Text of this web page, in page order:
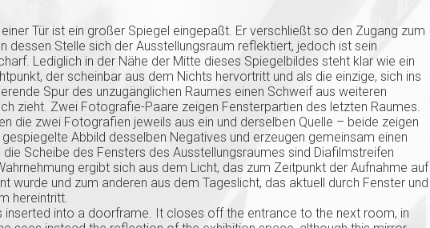
einer Tür ist ein großer Spiegel eingepaßt. Er verschließt so den Zugang zum
dessen Stelle sich der Ausstellungsraum reflektiert, jedoch ist sein
Lediglich in der Nähe der Mitte dieses Spiegelbildes steht klar wie ein
der scheinbar aus dem Nichts hervortritt und als die einzige, sich ins
Spur des unzugänglichen Raumes einen Schweif aus weiteren
zieht. Zwei Fotografie-Paare zeigen Fensterpartien des letzten Raumes.
die zwei Fotografien jeweils aus ein und derselben Quelle – beide zeigen
Abbild desselben Negatives und erzeugen gemeinsam einen
die Scheibe des Fensters des Ausstellungsraumes sind Diafilmstreifen
ergibt sich aus dem Licht, das zum Zeitpunkt der Aufnahme auf
wurde und zum anderen aus dem Tageslicht, das aktuell durch Fenster und
hereintritt.
inserted into a doorframe. It closes off the entrance to the next room, in